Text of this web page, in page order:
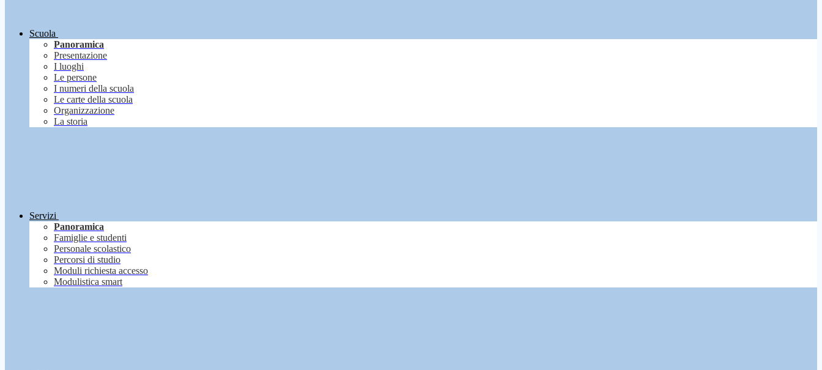
Scuola
Panoramica
Presentazione
I luoghi
Le persone
I numeri della scuola
Le carte della scuola
Organizzazione
La storia
Servizi
Panoramica
Famiglie e studenti
Personale scolastico
Percorsi di studio
Moduli richiesta accesso
Modulistica smart